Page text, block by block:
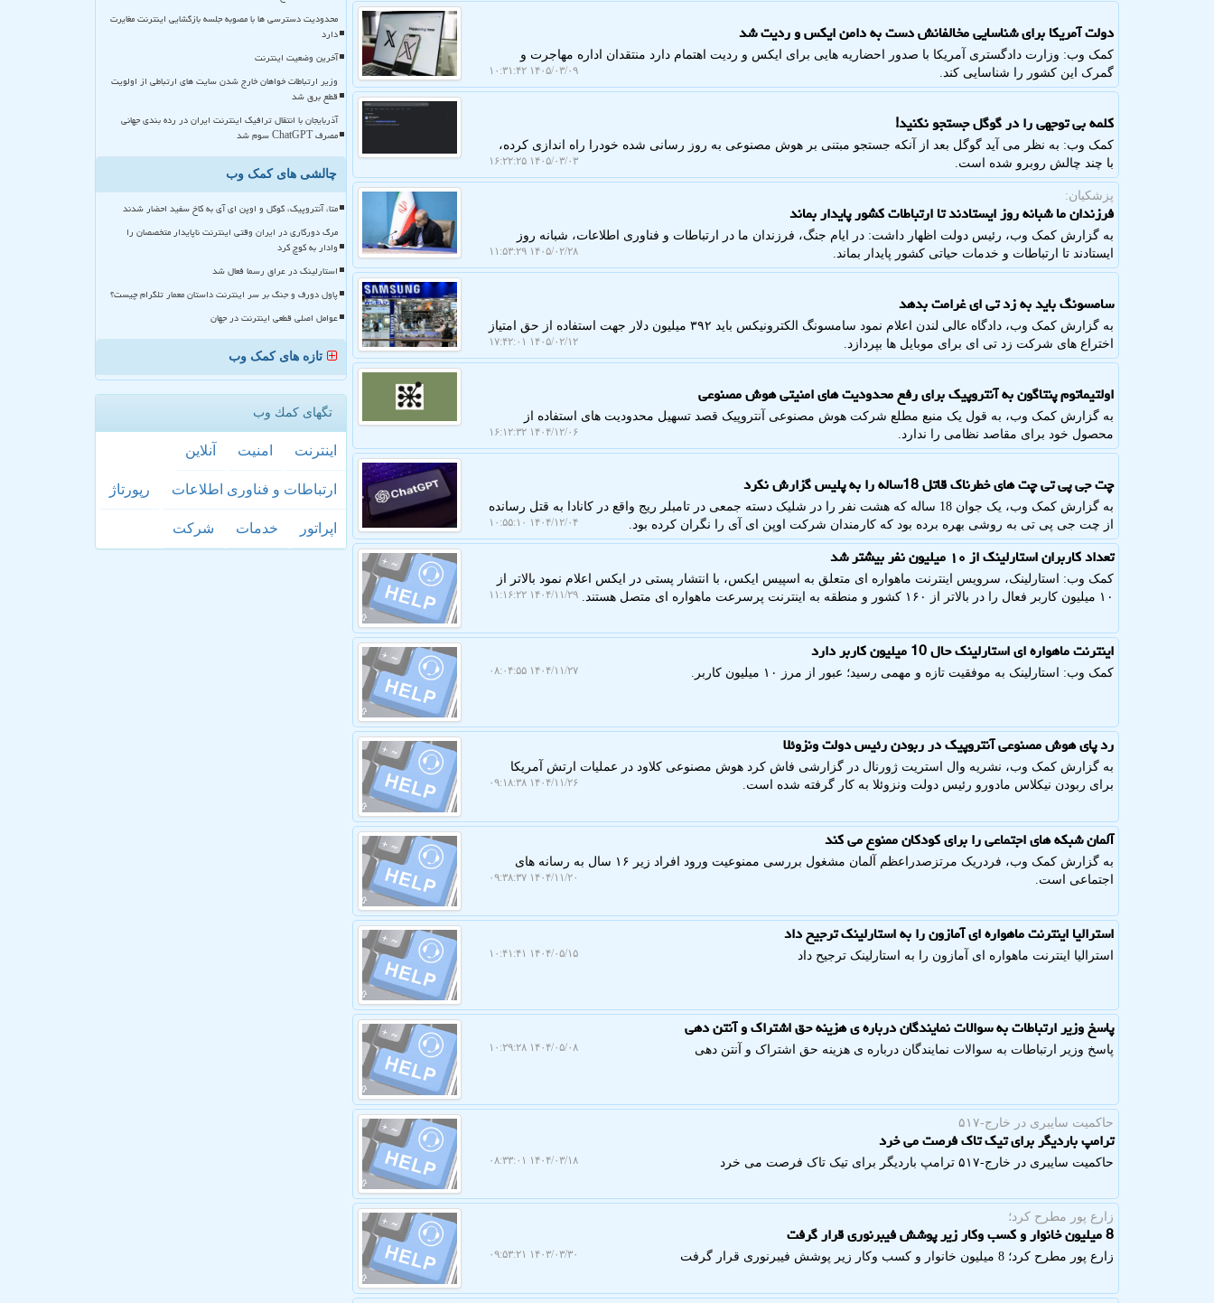
دولت آمریکا برای شناسایی مخالفانش دست به دامن ایکس و ردیت شد
کمک وب: وزارت دادگستری آمریکا با صدور احضاریه هایی برای ایکس و ردیت اهتمام دارد منتقدان اداره مهاجرت و
گمرک این کشور را شناسایی کند.
۱۴۰۵/۰۳/۰۹ ۱۰:۳۱:۴۲
کلمه بی توجهی را در گوگل جستجو نکنید!
کمک وب: به نظر می آید گوگل بعد از آنکه جستجو مبتنی بر هوش مصنوعی به روز رسانی شده خودرا راه اندازی کرده،
با چند چالش روبرو شده است.
۱۴۰۵/۰۳/۰۳ ۱۶:۲۲:۲۵
پزشکیان:
فرزندان ما شبانه روز ایستادند تا ارتباطات کشور پایدار بماند
به گزارش کمک وب، رئیس دولت اظهار داشت: در ایام جنگ، فرزندان ما در ارتباطات و فناوری اطلاعات، شبانه روز
ایستادند تا ارتباطات و خدمات حیاتی کشور پایدار بماند.
۱۴۰۵/۰۲/۲۸ ۱۱:۵۳:۲۹
سامسونگ باید به زد تی ای غرامت بدهد
به گزارش کمک وب، دادگاه عالی لندن اعلام نمود سامسونگ الکترونیکس باید ۳۹۲ میلیون دلار جهت استفاده از حق امتیاز
اختراع های شرکت زد تی ای برای موبایل ها بپردازد.
۱۴۰۵/۰۲/۱۲ ۱۷:۴۲:۰۱
اولتیماتوم پنتاگون به آنتروپیک برای رفع محدودیت های امنیتی هوش مصنوعی
به گزارش کمک وب، به قول یک منبع مطلع شرکت هوش مصنوعی آنتروپیک قصد تسهیل محدودیت های استفاده از
محصول خود برای مقاصد نظامی را ندارد.
۱۴۰۴/۱۲/۰۶ ۱۶:۱۲:۳۲
چت جی پی تی چت های خطرناک قاتل 18ساله را به پلیس گزارش نکرد
به گزارش کمک وب، یک جوان 18 ساله که هشت نفر را در شلیک دسته جمعی در تامبلر ریج واقع در کانادا به قتل رسانده
از چت جی پی تی به روشی بهره برده بود که کارمندان شرکت اوپن ای آی را نگران کرده بود.
۱۴۰۴/۱۲/۰۴ ۱۰:۵۵:۱۰
تعداد کاربران استارلینک از ۱۰ میلیون نفر بیشتر شد
کمک وب: استارلینک، سرویس اینترنت ماهواره ای متعلق به اسپیس ایکس، با انتشار پستی در ایکس اعلام نمود بالاتر از
۱۰ میلیون کاربر فعال را در بالاتر از ۱۶۰ کشور و منطقه به اینترنت پرسرعت ماهواره ای متصل هستند.
۱۴۰۴/۱۱/۲۹ ۱۱:۱۶:۲۲
اینترنت ماهواره ای استارلینک حال 10 میلیون کاربر دارد
کمک وب: استارلینک به موفقیت تازه و مهمی رسید؛ عبور از مرز ۱۰ میلیون کاربر. ۱۴۰۴/۱۱/۲۷ ۰۸:۰۴:۵۵
رد پای هوش مصنوعی آنتروپیک در ربودن رئیس دولت ونزوئلا
به گزارش کمک وب، نشریه وال استریت ژورنال در گزارشی فاش کرد هوش مصنوعی کلاود در عملیات ارتش آمریکا
برای ربودن نیکلاس مادورو رئیس دولت ونزوئلا به کار گرفته شده است.
۱۴۰۴/۱۱/۲۶ ۰۹:۱۸:۳۸
آلمان شبکه های اجتماعی را برای کودکان ممنوع می کند
به گزارش کمک وب، فردریک مرتزصدراعظم آلمان مشغول بررسی ممنوعیت ورود افراد زیر ۱۶ سال به رسانه های
اجتماعی است.
۱۴۰۴/۱۱/۲۰ ۰۹:۳۸:۳۷
استرالیا اینترنت ماهواره ای آمازون را به استارلینک ترجیح داد
استرالیا اینترنت ماهواره ای آمازون را به استارلینک ترجیح داد ۱۴۰۴/۰۵/۱۵ ۱۰:۴۱:۴۱
پاسخ وزیر ارتباطات به سوالات نمایندگان درباره ی هزینه حق اشتراک و آنتن دهی
پاسخ وزیر ارتباطات به سوالات نمایندگان درباره ی هزینه حق اشتراک و آنتن دهی ۱۴۰۴/۰۵/۰۸ ۱۰:۲۹:۲۸
حاكمیت سایبری در خارج-۵۱۷
ترامپ باردیگر برای تیک تاک فرصت می خرد
حاكمیت سایبری در خارج-۵۱۷ ترامپ باردیگر برای تیک تاک فرصت می خرد ۱۴۰۴/۰۳/۱۸ ۰۸:۳۳:۰۱
زارع پور مطرح كرد؛
8 میلیون خانوار و کسب وکار زیر پوشش فیبرنوری قرار گرفت
زارع پور مطرح كرد؛ 8 میلیون خانوار و کسب وکار زیر پوشش فیبرنوری قرار گرفت ۱۴۰۳/۰۳/۳۰ ۰۹:۵۳:۲۱
محدودیت دسترسی ها با مصوبه جلسه بازگشایی اینترنت مغایرت
دارد
آخرین وضعیت اینترنت
وزیر ارتباطات خواهان خارج شدن سایت های ارتباطی از اولویت
قطع برق شد
آذربایجان با انتقال ترافیک اینترنت ایران در رده بندی جهانی
مصرف ChatGPT سوم شد
چالشی های کمک وب
متا، آنتروپیک، گوگل و اوپن ای آی به کاخ سفید احضار شدند
مرگ دورکاری در ایران وقتی اینترنت ناپایدار متخصصان را
وادار به کوچ کرد
استارلینک در عراق رسما فعال شد
پاول دورف و جنگ بر سر اینترنت داستان معمار تلگرام چیست؟
عوامل اصلی قطعی اینترنت در جهان
تازه های کمک وب
تگهای كمك وب
اینترنت امنیت آنلاین
ارتباطات و فناوری اطلاعات رپورتاژ
اپراتور خدمات شركت